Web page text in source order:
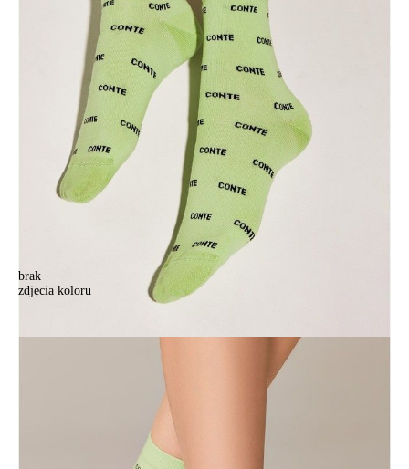
brak
zdjęcia koloru
Skarpetki damskie CONTE ELEGANT CLASSIC, r.36-37, 528
Skarpetki damskie CONTE ELEGANT CLASSIC, r.36-37, 528